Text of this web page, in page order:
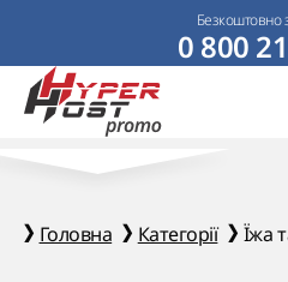
Безкоштовно
0 800
Головна Категорії Їжа